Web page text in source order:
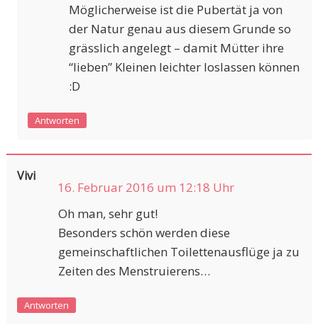
Möglicherweise ist die Pubertät ja von
der Natur genau aus diesem Grunde so
grässlich angelegt – damit Mütter ihre
“lieben” Kleinen leichter loslassen können
:D
Antworten
Vivi
16. Februar 2016 um 12:18 Uhr
Oh man, sehr gut!
Besonders schön werden diese
gemeinschaftlichen Toilettenausflüge ja zu
Zeiten des Menstruierens…
Antworten